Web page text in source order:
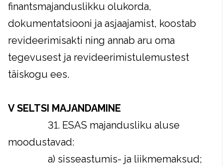
finantsmajanduslikku olukorda,
dokumentatsiooni ja asjaajamist, koostab
revideerimisakti ning annab aru oma
tegevusest ja revideerimistulemustest
täiskogu ees.
V SELTSI MAJANDAMINE
31. ESAS majandusliku aluse
moodustavad:
a) sisseastumis- ja liikmemaksud;